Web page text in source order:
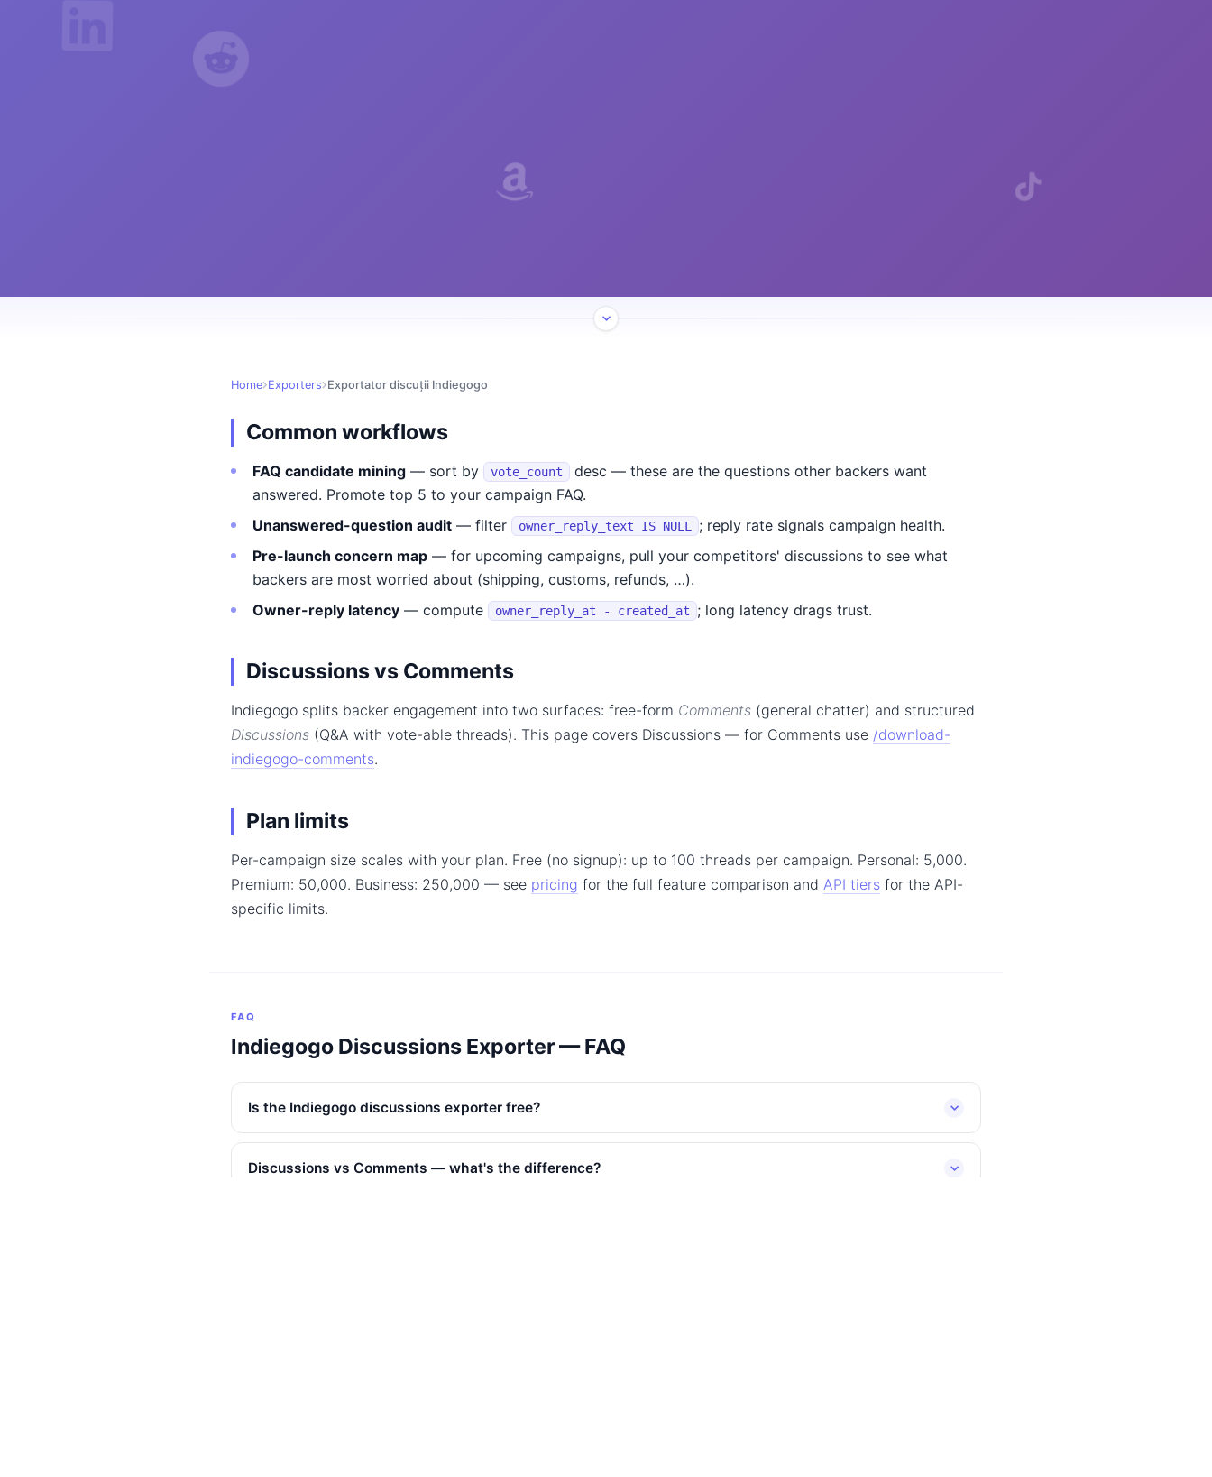
Home Exporters Exportator discuții Indiegogo
Common workflows
FAQ candidate mining — sort by vote_count
desc — these are the questions other backers want
answered. Promote top 5 to your campaign FAQ.
Unanswered-question audit — filter owner_reply_text IS NULL ; reply rate signals campaign health.
Pre-launch concern map — for upcoming campaigns, pull your competitors' discussions to see what
backers are most worried about (shipping, customs, refunds, …).
Owner-reply latency — compute owner_reply_at - created_at ; long latency drags trust.
Discussions vs Comments
Indiegogo splits backer engagement into two surfaces: free-form Comments (general chatter) and structured
Discussions (Q&A with vote-able threads). This page covers Discussions — for Comments use /download-
indiegogo-comments.
Plan limits
Per-campaign size scales with your plan. Free (no signup): up to 100 threads per campaign. Personal: 5,000.
Premium: 50,000. Business: 250,000 — see pricing for the full feature comparison and API tiers for the API-
specific limits.
FAQ
Indiegogo Discussions Exporter — FAQ
Is the Indiegogo discussions exporter free?
Discussions vs Comments — what's the difference?